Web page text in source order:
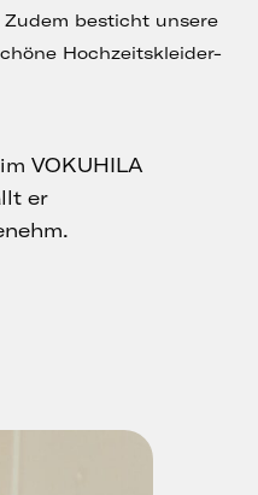
besticht unsere
Hochzeitskleider-
VOKUHILA
er